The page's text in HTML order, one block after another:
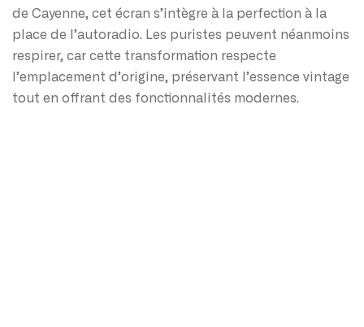
de Cayenne, cet écran s’intègre à la perfection à la
place de l’autoradio. Les puristes peuvent néanmoins
respirer, car cette transformation respecte
l’emplacement d’origine, préservant l’essence vintage
tout en offrant des fonctionnalités modernes.